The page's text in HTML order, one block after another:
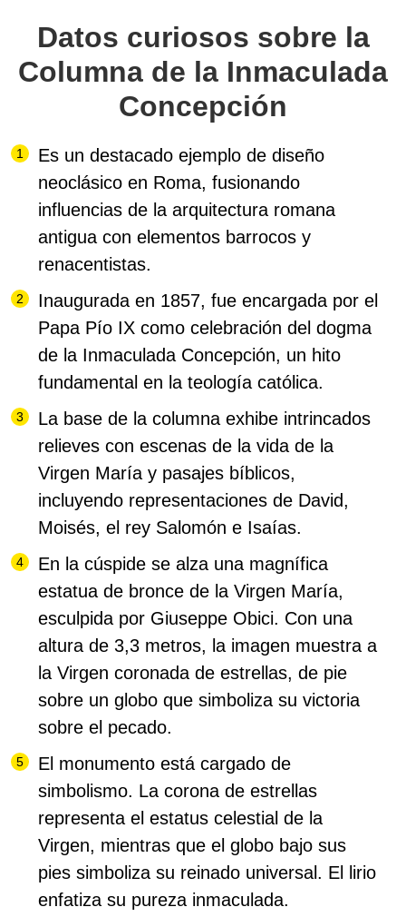
Datos curiosos sobre la
Columna de la Inmaculada
Concepción
Es un destacado ejemplo de diseño
neoclásico en Roma, fusionando
influencias de la arquitectura romana
antigua con elementos barrocos y
renacentistas.
Inaugurada en 1857, fue encargada por el
Papa Pío IX como celebración del dogma
de la Inmaculada Concepción, un hito
fundamental en la teología católica.
La base de la columna exhibe intrincados
relieves con escenas de la vida de la
Virgen María y pasajes bíblicos,
incluyendo representaciones de David,
Moisés, el rey Salomón e Isaías.
En la cúspide se alza una magnífica
estatua de bronce de la Virgen María,
esculpida por Giuseppe Obici. Con una
altura de 3,3 metros, la imagen muestra a
la Virgen coronada de estrellas, de pie
sobre un globo que simboliza su victoria
sobre el pecado.
El monumento está cargado de
simbolismo. La corona de estrellas
representa el estatus celestial de la
Virgen, mientras que el globo bajo sus
pies simboliza su reinado universal. El lirio
enfatiza su pureza inmaculada.